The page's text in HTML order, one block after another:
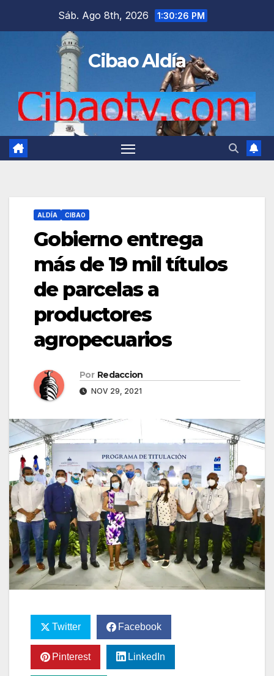
Sáb. Ago 8th, 2026 1:30:27 PM
Cibao Aldía
ALDÍA CIBAO
Gobierno entrega
más de 19 mil títulos
de parcelas a
productores
agropecuarios
Por Redaccion
NOV 29, 2021
Twitter Facebook
Pinterest LinkedIn